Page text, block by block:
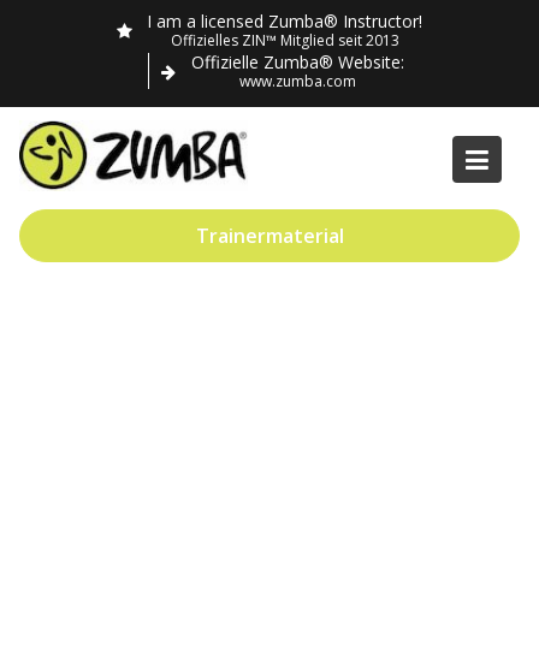
I am a licensed Zumba® Instructor!
Offizielles ZIN™ Mitglied seit 2013
Offizielle Zumba® Website:
www.zumba.com
Trainermaterial